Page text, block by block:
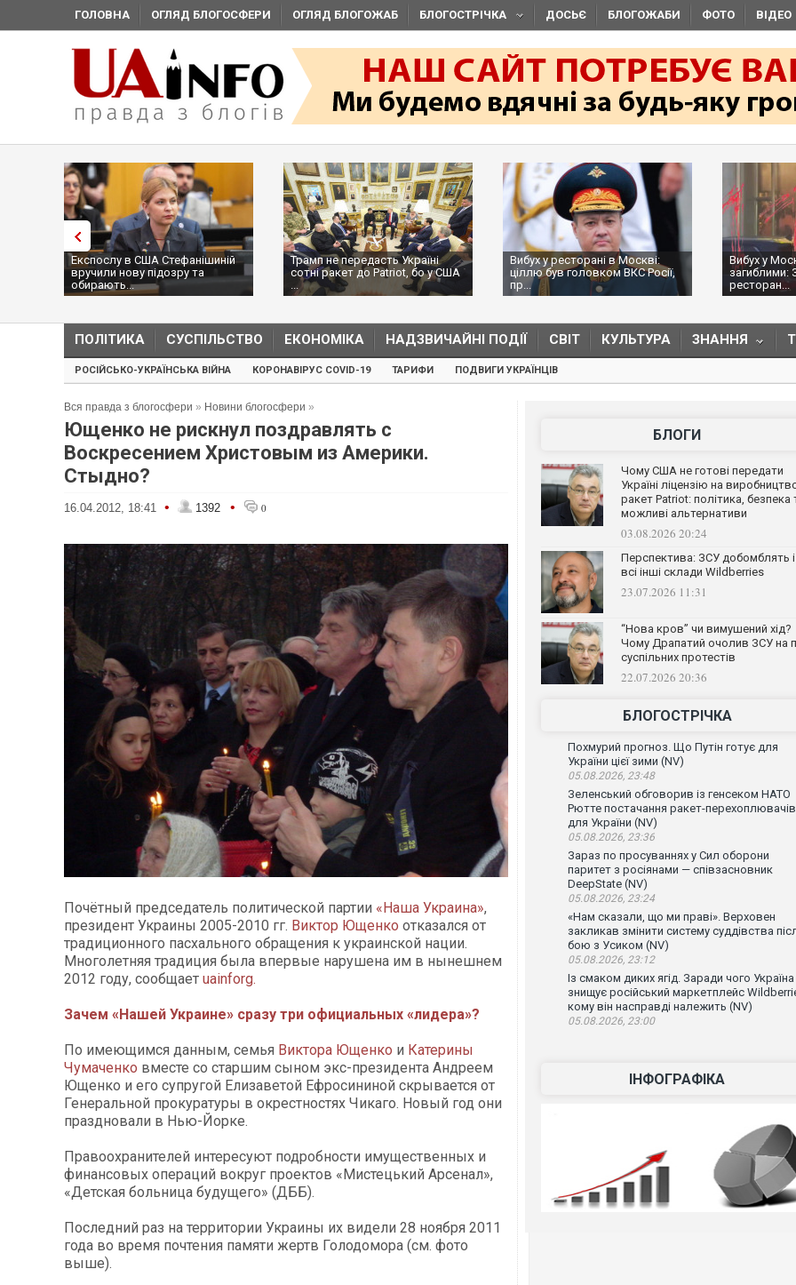
ГОЛОВНА ОГЛЯД БЛОГОСФЕРИ ОГЛЯД БЛОГОЖАБ БЛОГОСТРІЧКА ДОСЬЄ БЛОГОЖАБИ ФОТО ВІДЕО
Експослу в США Стефанішиній
вручили нову підозру та
обирають...
Трамп не передасть Україні
сотні ракет до Patriot, бо у США
...
Вибух у ресторані в Москві:
ціллю був головком ВКС Росії,
пр...
Вибух у
загиблими:
ресторан...
ПОЛІТИКА СУСПІЛЬСТВО ЕКОНОМІКА НАДЗВИЧАЙНІ ПОДІЇ СВІТ КУЛЬТУРА ЗНАННЯ
РОСІЙСЬКО-УКРАЇНСЬКА ВІЙНА КОРОНАВІРУС COVID-19 ТАРИФИ ПОДВИГИ УКРАЇНЦІВ
Вся правда з блогосфери » Новини блогосфери »
Ющенко не рискнул поздравлять с
Воскресением Христовым из Америки.
Стыдно?
16.04.2012, 18:41 • 1392 • 0
Почётный председатель политической партии «Наша Украина»,
президент Украины 2005-2010 гг. Виктор Ющенко отказался от
традиционного пасхального обращения к украинской нации.
Многолетняя традиция была впервые нарушена им в нынешнем
2012 году, сообщает uainforg.
Зачем «Нашей Украине» сразу три официальных «лидера»?
По имеющимся данным, семья Виктора Ющенко и Катерины
Чумаченко вместе со старшим сыном экс-президента Андреем
Ющенко и его супругой Елизаветой Ефросининой скрывается от
Генеральной прокуратуры в окрестностях Чикаго. Новый год они
праздновали в Нью-Йорке.
Правоохранителей интересуют подробности имущественных и
финансовых операций вокруг проектов «Мистецький Арсенал»,
«Детская больница будущего» (ДББ).
Последний раз на территории Украины их видели 28 ноября 2011
года во время почтения памяти жертв Голодомора (см. фото
выше).
БЛОГИ
Чому США не готові передати
Україні ліцензію на
ракет Patriot: політика, безпека
можливі альтернативи
03.08.2026 20:24
Перспектива: ЗСУ добомблять і
всі інші склади Wildberries
23.07.2026 11:31
“Нова кров” чи вимушений хід?
Чому Драпатий очолив ЗСУ на
суспільних протестів
22.07.2026 20:36
БЛОГОСТРІЧКА
Похмурий прогноз. Що Путін готує для
України цієї зими (NV)
05.08.2026, 23:48
Зеленський обговорив із генсеком НАТО
Рютте постачання ракет-перехоплювачів
для України (NV)
05.08.2026, 23:36
Зараз по просуваннях у Сил оборони
паритет з росіянами — співзасновник
DeepState (NV)
05.08.2026, 23:24
«Нам сказали, що ми праві». Верховен
закликав змінити систему суддівства
бою з Усиком (NV)
05.08.2026, 23:12
Із смаком диких ягід. Заради чого Україна
знищує російський маркетплейс
кому він насправді належить (NV)
05.08.2026, 23:00
ІНФОГРАФІКА